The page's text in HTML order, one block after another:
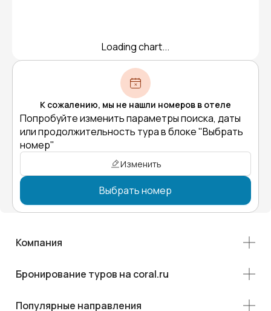
Loading chart...
К сожалению, мы не нашли номеров в отеле
Попробуйте изменить параметры поиска, даты
или продолжительность тура в блоке "Выбрать
номер"
Изменить
Выбрать номер
Компания
Бронирование туров на coral.ru
Популярные направления